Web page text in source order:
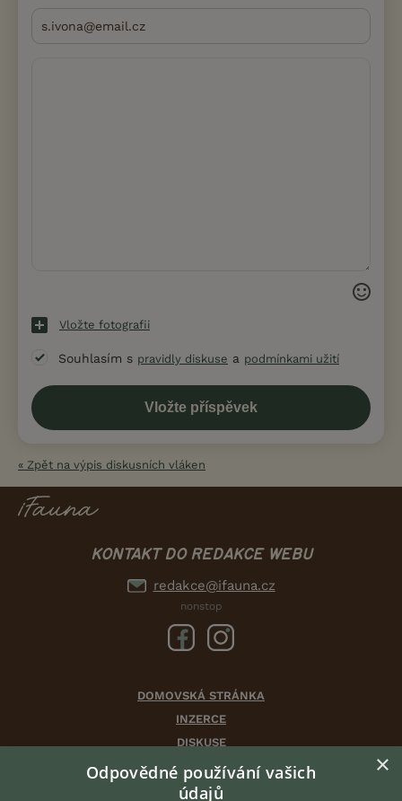
Vložte fotografii
Souhlasím s pravidly diskuse a podmínkami užití
« Zpět na výpis diskusních vláken
KONTAKT DO REDAKCE WEBU
redakce@ifauna.cz
nonstop
DOMOVSKÁ STRÁNKA
INZERCE
DISKUSE
ČLÁNKY
CHOVATELSKÉ STANICE
×
Odpovědné používání vašich
údajů